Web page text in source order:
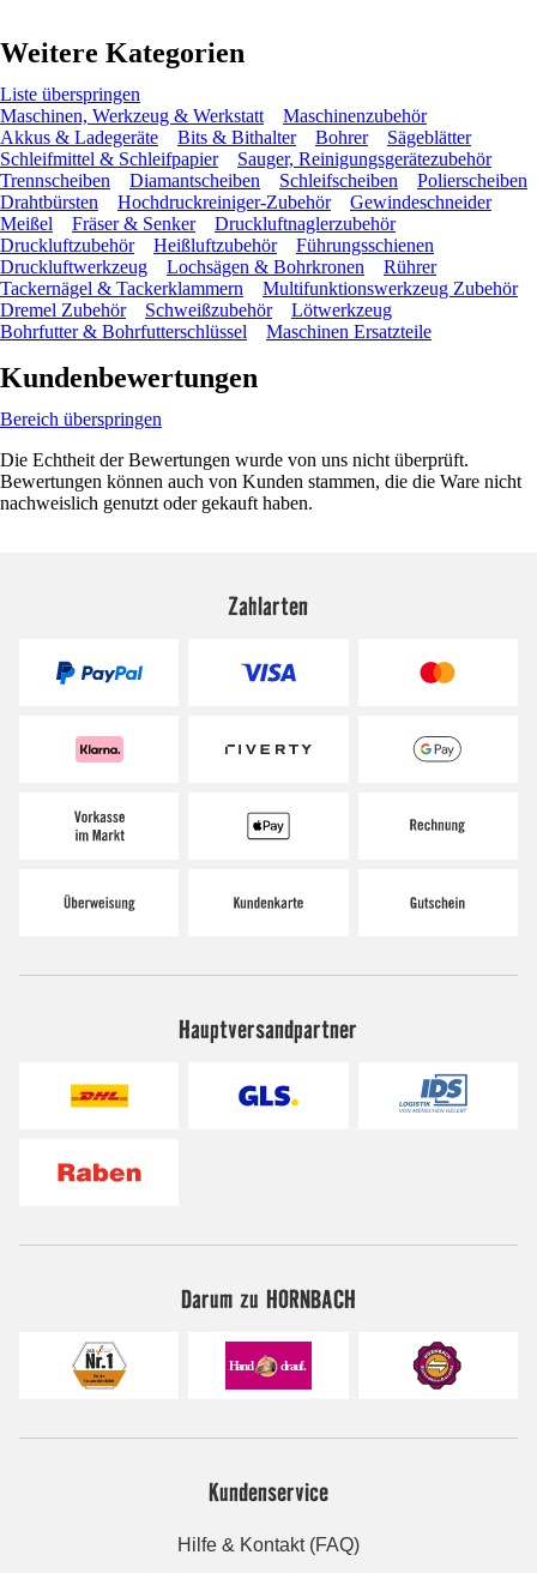
Weitere Kategorien
Liste überspringen
Maschinen, Werkzeug & Werkstatt
Maschinenzubehör
Akkus & Ladegeräte
Bits & Bithalter Bohrer
Sägeblätter
Schleifmittel & Schleifpapier
Sauger, Reinigungsgerätezubehör
Trennscheiben
Diamantscheiben Schleifscheiben
Polierscheiben
Drahtbürsten
Hochdruckreiniger-Zubehör
Gewindeschneider
Meißel
Fräser & Senker
Druckluftnaglerzubehör
Druckluftzubehör
Heißluftzubehör
Führungsschienen
Druckluftwerkzeug
Lochsägen & Bohrkronen
Rührer
Tackernägel & Tackerklammern
Multifunktionswerkzeug Zubehör
Dremel Zubehör
Schweißzubehör
Lötwerkzeug
Bohrfutter & Bohrfutterschlüssel
Maschinen Ersatzteile
Kundenbewertungen
Bereich überspringen
Die Echtheit der Bewertungen wurde von uns nicht überprüft.
Bewertungen können auch von Kunden stammen, die die Ware nicht
nachweislich genutzt oder gekauft haben.
Zahlarten
Hauptversandpartner
Darum zu HORNBACH
Kundenservice
Hilfe & Kontakt (FAQ)